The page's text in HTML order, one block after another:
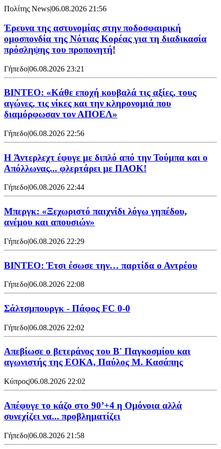
Πολίτης News|06.08.2026 21:56
Έρευνα της αστυνομίας στην ποδοσφαιρική
ομοσπονδία της Νότιας Κορέας για τη διαδικασία
πρόσληψης του προπονητή!
Γήπεδο|06.08.2026 23:21
ΒΙΝΤΕΟ: «Κάθε εποχή κουβαλά τις αξίες, τους
αγώνες, τις νίκες και την κληρονομιά που
διαμόρφωσαν τον ΑΠΟΕΛ»
Γήπεδο|06.08.2026 22:56
H Άντερλεχτ έφυγε με διπλό από την Τούμπα και ο
Απόλλωνας... φλερτάρει με ΠΑΟΚ!
Γήπεδο|06.08.2026 22:44
Μπεργκ: «Ξεχωριστό παιχνίδι λόγω γηπέδου,
ανέμου και απουσιών»
Γήπεδο|06.08.2026 22:29
ΒΙΝΤΕΟ: Έτσι έσωσε την… παρτίδα ο Αντρέου
Γήπεδο|06.08.2026 22:08
Σάλτσμπουργκ - Πάφος FC 0-0
Γήπεδο|06.08.2026 22:02
Απεβίωσε ο βετεράνος του Β' Παγκοσμίου και
αγωνιστής της ΕΟΚΑ, Παύλος Μ. Κασάπης
Κύπρος|06.08.2026 22:02
Απέφυγε το κάζο στο 90’+4 η Ομόνοια αλλά
συνεχίζει να... προβληματίζει
Γήπεδο|06.08.2026 21:58